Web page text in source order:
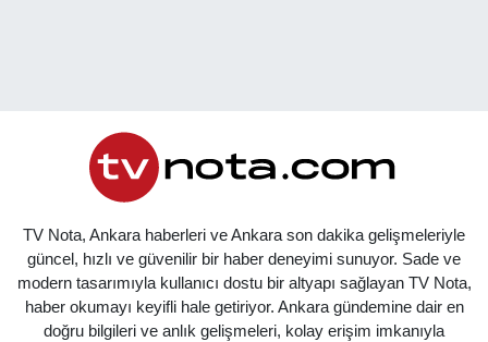
TV Nota, Ankara haberleri ve Ankara son dakika gelişmeleriyle
güncel, hızlı ve güvenilir bir haber deneyimi sunuyor. Sade ve
modern tasarımıyla kullanıcı dostu bir altyapı sağlayan TV Nota,
haber okumayı keyifli hale getiriyor. Ankara gündemine dair en
doğru bilgileri ve anlık gelişmeleri, kolay erişim imkanıyla